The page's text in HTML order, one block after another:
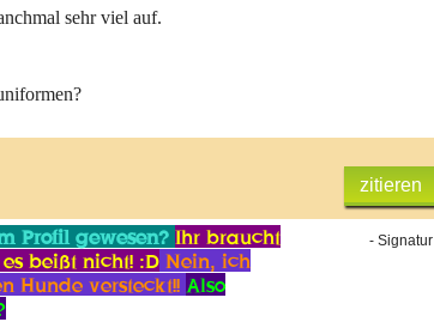
sehr viel auf.
zitieren
-
Profil gewesen? Ihr braucht
beißt nicht! :DNein, ich
Hunde versteckt!! Also